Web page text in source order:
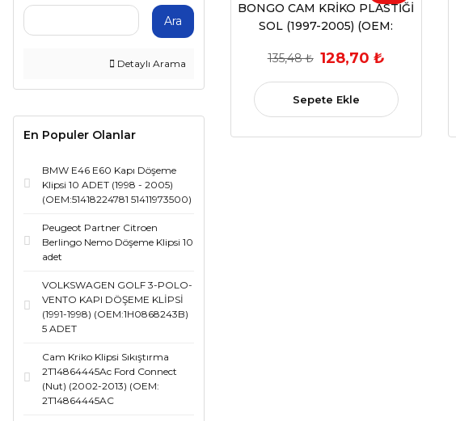
Ara
Detaylı Arama
En Populer Olanlar
BMW E46 E60 Kapı Döşeme
Klipsi 10 ADET (1998 - 2005)
(OEM:51418224781 51411973500)
Peugeot Partner Citroen
Berlingo Nemo Döşeme Klipsi 10
adet
VOLKSWAGEN GOLF 3-POLO-
VENTO KAPI DÖŞEME KLİPSİ
(1991-1998) (OEM:1H0868243B)
5 ADET
Cam Kriko Klipsi Sıkıştırma
2T14864445Ac Ford Connect
(Nut) (2002-2013) (OEM:
2T14864445AC
BONGO CAM KRİKO PLASTİĞİ
SOL (1997-2005) (OEM:
135,48 ₺ 128,70 ₺
Sepete Ekle